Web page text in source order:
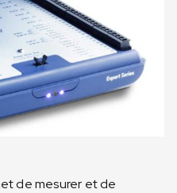
de mesurer et de